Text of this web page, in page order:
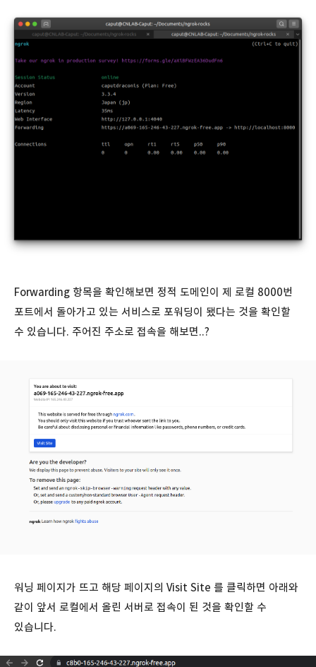
Forwarding 항목을 확인해보면 정적 도메인이 제 로컬 8000번
포트에서 돌아가고 있는 서비스로 포워딩이 됐다는 것을 확인할
수 있습니다. 주어진 주소로 접속을 해보면..?
워닝 페이지가 뜨고 해당 페이지의 Visit Site 를 클릭하면 아래와
같이 앞서 로컬에서 올린 서버로 접속이 된 것을 확인할 수
있습니다.